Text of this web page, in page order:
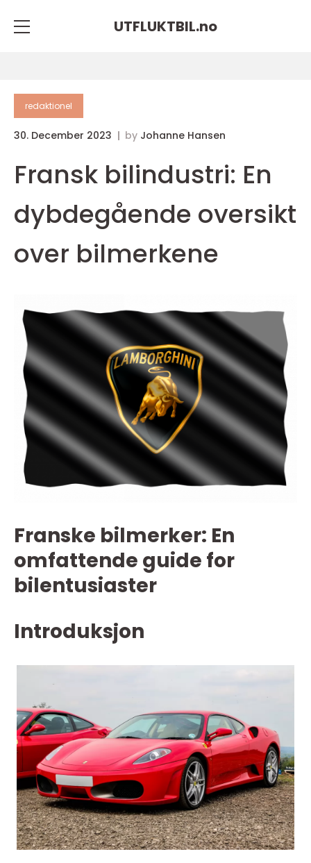
UTFLUKTBIL.no
redaktionel
30. December 2023 by Johanne Hansen
Fransk bilindustri: En
dybdegående oversikt
over bilmerkene
Franske bilmerker: En
omfattende guide for
bilentusiaster
Introduksjon